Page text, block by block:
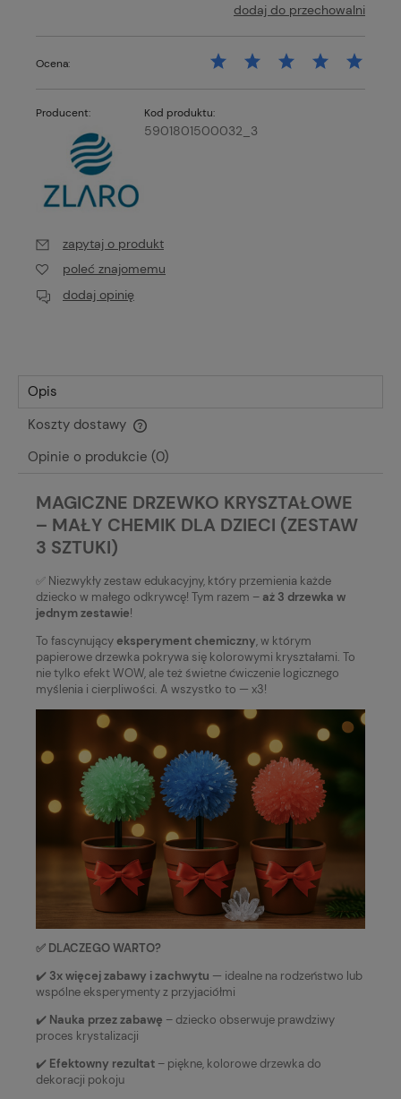
dodaj do przechowalni
Ocena:
Producent: Kod produktu:
5901801500032_3
zapytaj o produkt
poleć znajomemu
dodaj opinię
Opis
Koszty dostawy
Cena nie zawiera ewentualnych kosztów płatności
Opinie o produkcie (0)
MAGICZNE DRZEWKO KRYSZTAŁOWE
– MAŁY CHEMIK DLA DZIECI (ZESTAW
3 SZTUKI)
✅ Niezwykły zestaw edukacyjny, który przemienia każde
dziecko w małego odkrywcę! Tym razem – aż 3 drzewka w
jednym zestawie!
To fascynujący eksperyment chemiczny, w którym
papierowe drzewka pokrywa się kolorowymi kryształami. To
nie tylko efekt WOW, ale też świetne ćwiczenie logicznego
myślenia i cierpliwości. A wszystko to — x3!
✅ DLACZEGO WARTO?
✔️ 3x więcej zabawy i zachwytu — idealne na rodzeństwo lub
wspólne eksperymenty z przyjaciółmi
✔️ Nauka przez zabawę – dziecko obserwuje prawdziwy
proces krystalizacji
✔️ Efektowny rezultat – piękne, kolorowe drzewka do
dekoracji pokoju